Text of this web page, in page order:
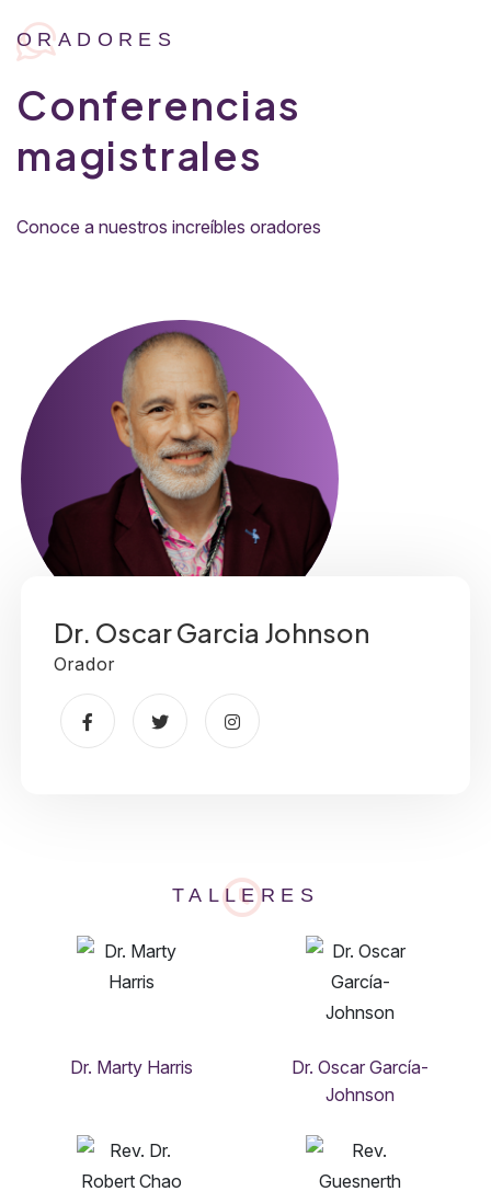
ORADORES
Conferencias
magistrales
Conoce a nuestros increíbles oradores
Dr. Oscar Garcia Johnson
Orador
TALLERES
Dr. Marty Harris
Dr. Oscar García-
Johnson